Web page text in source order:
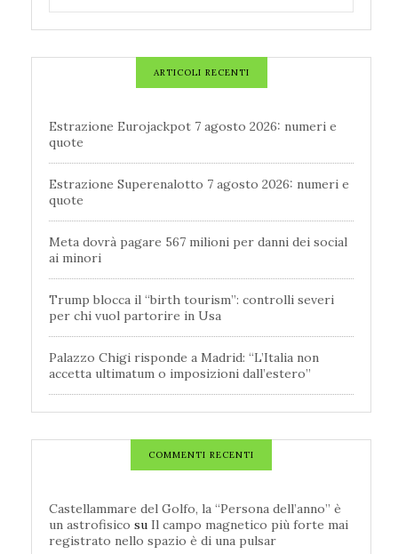
ARTICOLI RECENTI
Estrazione Eurojackpot 7 agosto 2026: numeri e
quote
Estrazione Superenalotto 7 agosto 2026: numeri e
quote
Meta dovrà pagare 567 milioni per danni dei social
ai minori
Trump blocca il “birth tourism”: controlli severi
per chi vuol partorire in Usa
Palazzo Chigi risponde a Madrid: “L’Italia non
accetta ultimatum o imposizioni dall’estero”
COMMENTI RECENTI
Castellammare del Golfo, la “Persona dell’anno” è
un astrofisico su Il campo magnetico più forte mai
registrato nello spazio è di una pulsar